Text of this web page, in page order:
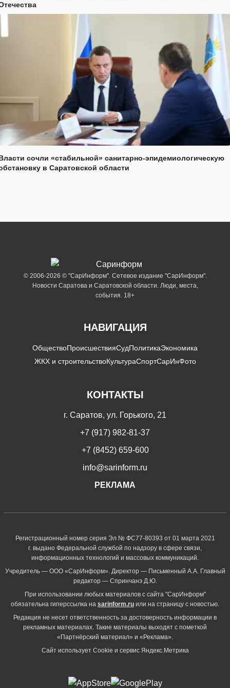
сочли «стабильной» санитарно-эпидемиологическую
в Саратовской области
© 2006-2026 © "СарИнформ". Сетевое издание "СарИнформ".
Новости Саратова и Саратовской области. Люди, места,
события. 18+
НАВИГАЦИЯ
ОбществоПроисшествияСудПолитикаЭкономика
ЖКХ и строительствоКультураСпортСарИнФото
КОНТАКТЫ
г. Саратов, ул. Горького, 21
+7 (917) 982-81-37
+7 (8452) 659-600
info@sarinform.ru
РЕКЛАМА
Регистрационный номер серия Эл № ФС77-80393 от 01 марта 2021
г. выдано Федеральной службой по надзору в сфере связи,
информационных технологий и массовых коммуникаций.
Учредитель — ООО «СарИнформ». Директор — Письменный А.А. Главный
редактор — Спринчанэ Д.Ю.
При использовании любых материалов с сайта "СарИнформ"
обязательна гиперссылка на sarinform.ru или на страницу с новостью.
Редакция не несет ответственность за достоверность информации в
рекламных материалах. Такие материалы выходят с пометкой
«Партнёрский материал» и «Реклама».
Сайт использует Cookie и сервиc Яндекс.Метрика